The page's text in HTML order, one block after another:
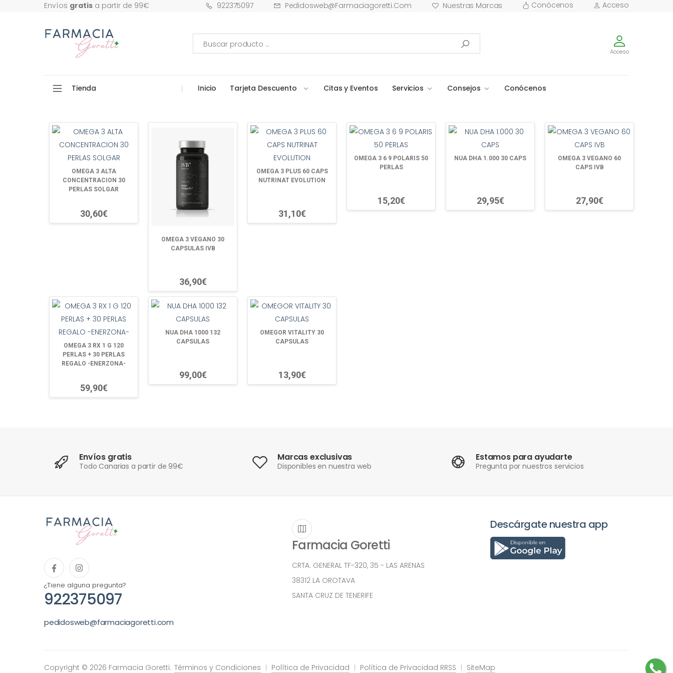
Envíos gratis a partir de 99€ 922375097 Pedidosweb@farmaciagoretti.com Nuestras Marcas Conócenos Acceso
Acceso
Tienda Inicio Tarjeta Descuento Citas y Eventos Servicios Consejos Conócenos
OMEGA 3 ALTA
CONCENTRACION 30
PERLAS SOLGAR
30,60€
OMEGA 3 VEGANO 30
CAPSULAS IVB
36,90€
OMEGA 3 PLUS 60 CAPS
NUTRINAT EVOLUTION
31,10€
OMEGA 3 6 9 POLARIS 50
PERLAS
15,20€
NUA DHA 1.000 30 CAPS
29,95€
OMEGA 3 VEGANO 60
CAPS IVB
27,90€
OMEGA 3 RX 1 G 120
PERLAS + 30 PERLAS
REGALO -ENERZONA-
59,90€
NUA DHA 1000 132
CAPSULAS
99,00€
OMEGOR VITALITY 30
CAPSULAS
13,90€
Envíos gratis
Todo Canarias a partir de 99€
Marcas exclusivas
Disponibles en nuestra web
Estamos para ayudarte
Pregunta por nuestros servicios
¿Tiene alguna pregunta?
922375097
pedidosweb@farmaciagoretti.com
Farmacia Goretti
CRTA. GENERAL TF-320, 35 - LAS ARENAS
38312 LA OROTAVA
SANTA CRUZ DE TENERIFE
Descárgate nuestra app
Copyright © 2026 Farmacia Goretti. Términos y Condiciones Política de Privacidad Política de Privacidad RRSS SiteMap